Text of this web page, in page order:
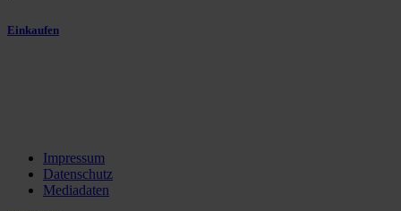
Einkaufen
Impressum
Datenschutz
Mediadaten